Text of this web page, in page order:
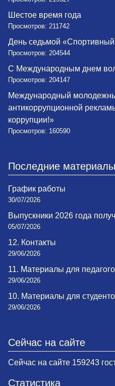
Шестое время года
Просмотров: 211742
День седьмой
Просмотров: 204544
С Международным днем
Просмотров: 204147
Международный
антикоррупционной
коррупции!»
Просмотров: 160590
Последние материалы
График работы
30/07/2026
Выпускники 2026 года
05/07/2026
12. Контакты
29/06/2026
11. Материалы для
29/06/2026
10. Материалы для
29/06/2026
Сейчас на сайте
Сейчас на сайте 159243
Статистика